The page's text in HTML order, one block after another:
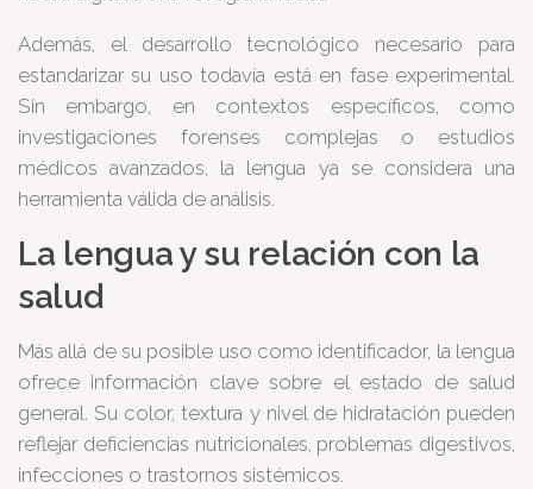
Además, el desarrollo tecnológico necesario para
estandarizar su uso todavía está en fase experimental.
Sin embargo, en contextos específicos, como
investigaciones forenses complejas o estudios
médicos avanzados, la lengua ya se considera una
herramienta válida de análisis.
La lengua y su relación con la
salud
Más allá de su posible uso como identificador, la lengua
ofrece información clave sobre el estado de salud
general. Su color, textura y nivel de hidratación pueden
reflejar deficiencias nutricionales, problemas digestivos,
infecciones o trastornos sistémicos.